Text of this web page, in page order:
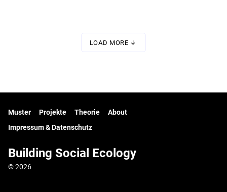
LOAD MORE
Muster Projekte Theorie
About
Impressum & Datenschutz
Building Social Ecology
© 2026